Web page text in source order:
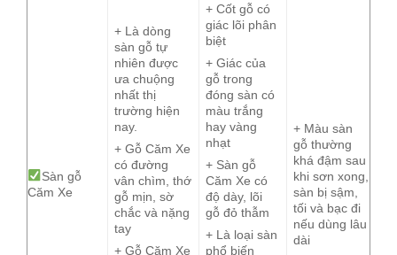
Sàn gỗ
Căm Xe
+ Là dòng
sàn gỗ tự
nhiên được
ưa chuộng
nhất thị
trường hiện
nay.
+ Gỗ Căm Xe
có đường
vân chìm, thớ
gỗ mịn, sờ
chắc và nặng
tay
+ Gỗ Căm Xe
+ Cốt gỗ có
giác lõi phân
biệt
+ Giác của
gỗ trong
đóng sàn có
màu trắng
hay vàng
nhạt
+ Sàn gỗ
Căm Xe có
độ dày, lõi
gỗ đỏ thẫm
+ Là loại sàn
phổ biến
+ Màu sàn
gỗ thường
khá đậm sau
khi sơn xong,
sàn bị sậm,
tối và bạc đi
nếu dùng lâu
dài